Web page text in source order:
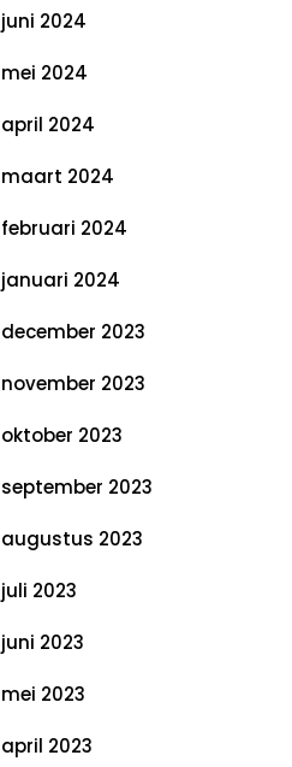
juni 2024
mei 2024
april 2024
maart 2024
februari 2024
januari 2024
december 2023
november 2023
oktober 2023
september 2023
augustus 2023
juli 2023
juni 2023
mei 2023
april 2023